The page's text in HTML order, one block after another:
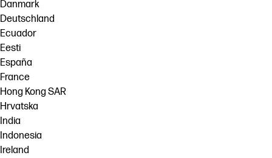
Danmark
Deutschland
Ecuador
Eesti
España
France
Hong Kong SAR
Hrvatska
India
Indonesia
Ireland